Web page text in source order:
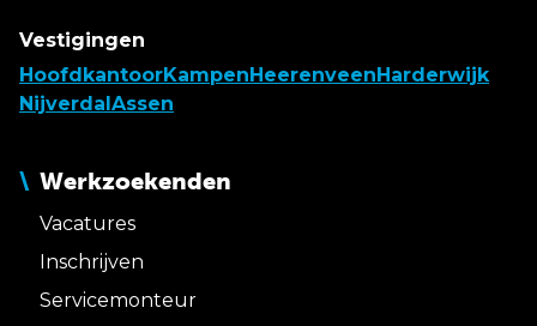
Vestigingen
HoofdkantoorKampen Heerenveen Harderwijk
Nijverdal Assen
Werkzoekenden
Vacatures
Inschrijven
Servicemonteur